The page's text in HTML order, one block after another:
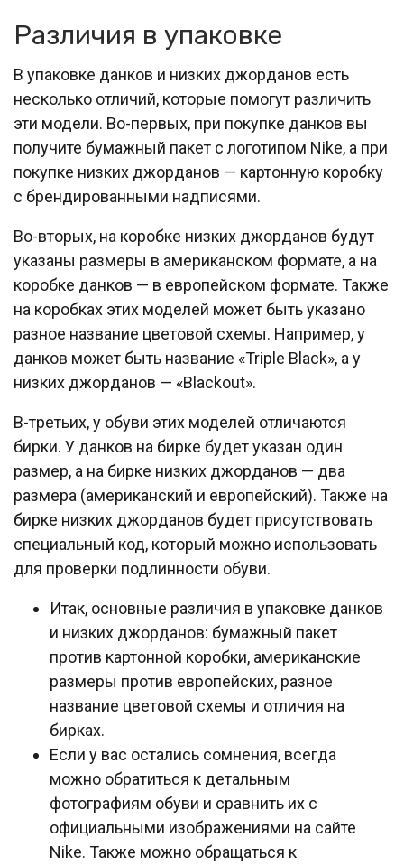
Различия в упаковке
В упаковке данков и низких джорданов есть
несколько отличий, которые помогут различить
эти модели. Во-первых, при покупке данков вы
получите бумажный пакет с логотипом Nike, а при
покупке низких джорданов — картонную коробку
с брендированными надписями.
Во-вторых, на коробке низких джорданов будут
указаны размеры в американском формате, а на
коробке данков — в европейском формате. Также
на коробках этих моделей может быть указано
разное название цветовой схемы. Например, у
данков может быть название «Triple Black», а у
низких джорданов — «Blackout».
В-третьих, у обуви этих моделей отличаются
бирки. У данков на бирке будет указан один
размер, а на бирке низких джорданов — два
размера (американский и европейский). Также на
бирке низких джорданов будет присутствовать
специальный код, который можно использовать
для проверки подлинности обуви.
Итак, основные различия в упаковке данков
и низких джорданов: бумажный пакет
против картонной коробки, американские
размеры против европейских, разное
название цветовой схемы и отличия на
бирках.
Если у вас остались сомнения, всегда
можно обратиться к детальным
фотографиям обуви и сравнить их с
официальными изображениями на сайте
Nike. Также можно обращаться к